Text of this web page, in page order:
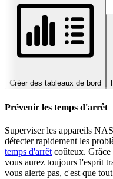
Créer des tableaux de bord
Prévenir les temps d'arrêt
Superviser les appareils
détecter rapidement les
temps d'arrêt coûteux.
vous aurez toujours l'esprit
vous alerte pas, c'est que